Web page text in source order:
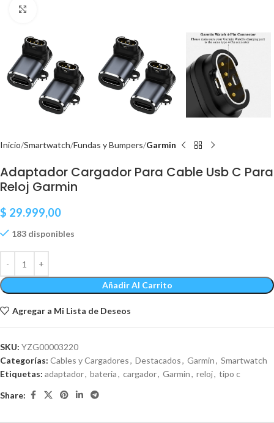
Inicio Smartwatch Fundas y Bumpers Garmin
Adaptador Cargador Para Cable Usb C Para
Reloj Garmin
$ 29.999,00
183 disponibles
Añadir Al Carrito
Agregar a Mi Lista de Deseos
SKU: YZG00003220
Categorías: Cables y Cargadores, Destacados, Garmin, Smartwatch
Etiquetas: adaptador, bateria, cargador, Garmin, reloj, tipo c
Share: